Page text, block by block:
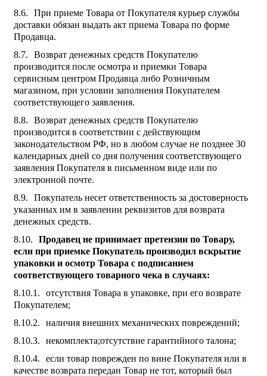
При приеме Товара от Покупателя курьер службы
доставки обязан выдать акт приема Товара по форме
Продавца.
Возврат денежных средств Покупателю
производится после осмотра и приемки Товара
сервисным центром Продавца либо Розничным
магазином, при условии заполнения Покупателем
соответствующего заявления.
Возврат денежных средств Покупателю
производится в соответствии с действующим
законодательством РФ, но в любом случае не позднее 30
календарных дней со дня получения соответствующего
заявления Покупателя в письменном виде или по
электронной почте.
Покупатель несет ответственность за достоверность
указанных им в заявлении реквизитов для возврата
денежных средств.
Продавец не принимает претензии по Товару,
если при приемке Покупатель производил вскрытие
упаковки и осмотр Товара с подписанием
соответствующего товарного чека в случаях:
отсутствия Товара в упаковке, при его возврате
Покупателем;
наличия внешних механических повреждений;
некомплекта;отсутствие гарантийного талона;
если товар поврежден по вине Покупателя или в
качестве возврата передан Товар не тот, который был